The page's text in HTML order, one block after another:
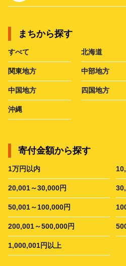
まちから探す
すべて 北海道
関東地方 中部地方
中国地方 四国地方
沖縄
寄付金額から探す
1万円以内
20,001～30,000円
50,001～100,000円
200,001～500,000円
1,000,001円以上